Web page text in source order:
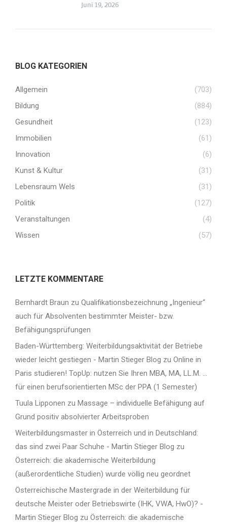
Juni 19, 2026
BLOG KATEGORIEN
Allgemein
(703)
Bildung
(884)
Gesundheit
(123)
Immobilien
(61)
Innovation
(6)
Kunst & Kultur
(31)
Lebensraum Wels
(31)
Politik
(127)
Veranstaltungen
(4)
Wissen
(57)
LETZTE KOMMENTARE
Bernhardt Braun zu Qualifikationsbezeichnung „Ingenieur“
auch für Absolventen bestimmter Meister- bzw.
Befähigungsprüfungen
Baden-Württemberg: Weiterbildungsaktivität der Betriebe
wieder leicht gestiegen - Martin Stieger Blog zu Online in
Paris studieren! TopUp: nutzen Sie Ihren MBA, MA, LL.M. …
für einen berufsorientierten MSc der PPA (1 Semester)
Tuula Lipponen zu Massage – individuelle Befähigung auf
Grund positiv absolvierter Arbeitsproben
Weiterbildungsmaster in Österreich und in Deutschland:
das sind zwei Paar Schuhe - Martin Stieger Blog zu
Österreich: die akademische Weiterbildung
(außerordentliche Studien) wurde völlig neu geordnet
Österreichische Mastergrade in der Weiterbildung für
deutsche Meister oder Betriebswirte (IHK, VWA, HwO)? -
Martin Stieger Blog zu Österreich: die akademische